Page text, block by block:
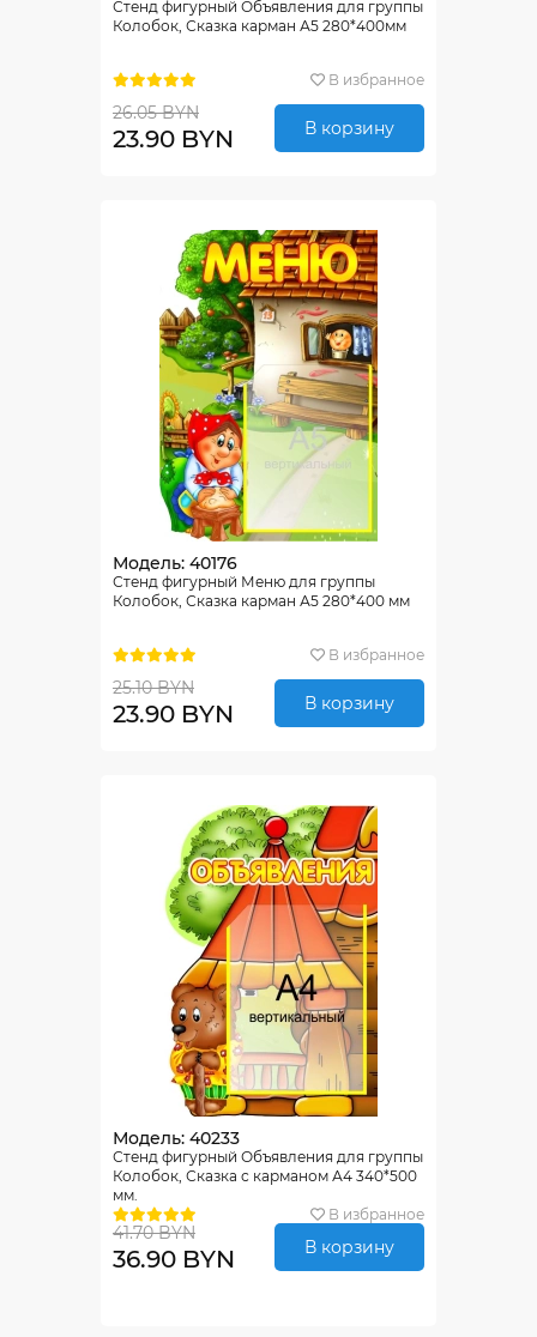
Стенд фигурный Объявления для группы
Колобок, Сказка карман А5 280*400мм
В избранное
26.05 BYN
23.90 BYN В корзину
Модель: 40176
Стенд фигурный Меню для группы
Колобок, Сказка карман А5 280*400 мм
В избранное
25.10 BYN
23.90 BYN В корзину
Модель: 40233
Стенд фигурный Объявления для группы
Колобок, Сказка с карманом А4 340*500
мм.
В избранное
41.70 BYN
36.90 BYN В корзину